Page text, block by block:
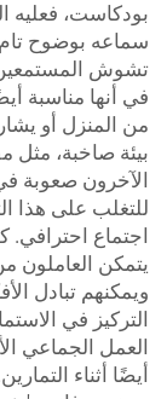
بودكاست، فعليه
تشوش المستمعين
في أنها مناسبة
من المنزل أو
بيئة صاخبة،
الآخرون صعوبة
للتغلب على هذا
اجتماع
يتمكن العاملون
ويمكنهم تبادل
التركيز في
العمل الجماعي
أيضًا أثناء